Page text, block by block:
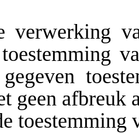
verwerking
geen afbreuk